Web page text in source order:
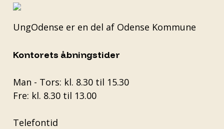
UngOdense er en del af Odense Kommune
Kontorets åbningstider
Man - Tors: kl. 8.30 til 15.30
Fre: kl. 8.30 til 13.00
Telefontid